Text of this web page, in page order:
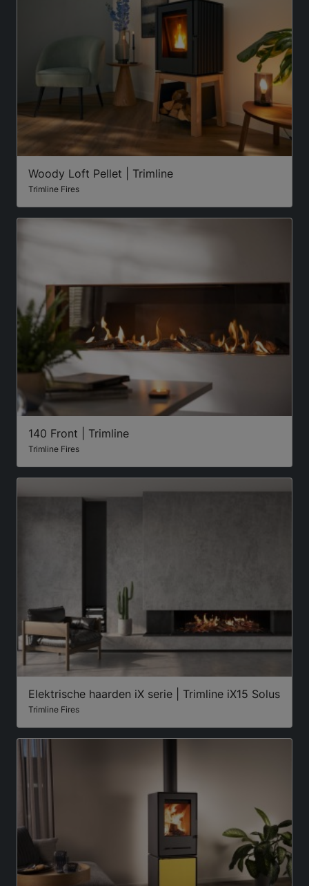
Woody Loft Pellet | Trimline
Trimline Fires
140 Front | Trimline
Trimline Fires
Elektrische haarden iX serie | Trimline iX15 Solus
Trimline Fires